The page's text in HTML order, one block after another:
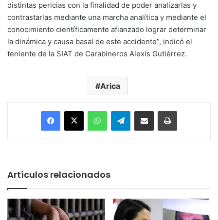
distintas pericias con la finalidad de poder analizarlas y
contrastarlas mediante una marcha analítica y mediante el
conocimiento científicamente afianzado lograr determinar
la dinámica y causa basal de este accidente”, indicó el
teniente de la SIAT de Carabineros Alexis Gutiérrez.
Arica
Facebook
X WhatsAppTelegramEnviar vía email Imprimir
Artículos relacionados